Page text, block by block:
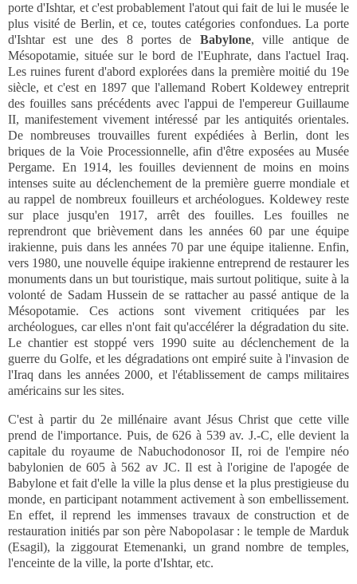
porte d'Ishtar, et c'est probablement l'atout qui fait de lui le musée le
plus visité de Berlin, et ce, toutes catégories confondues. La porte
d'Ishtar est une des 8 portes de Babylone, ville antique de
Mésopotamie, située sur le bord de l'Euphrate, dans l'actuel Iraq.
Les ruines furent d'abord explorées dans la première moitié du 19e
siècle, et c'est en 1897 que l'allemand Robert Koldewey entreprit
des fouilles sans précédents avec l'appui de l'empereur Guillaume
II, manifestement vivement intéressé par les antiquités orientales.
De nombreuses trouvailles furent expédiées à Berlin, dont les
briques de la Voie Processionnelle, afin d'être exposées au Musée
Pergame. En 1914, les fouilles deviennent de moins en moins
intenses suite au déclenchement de la première guerre mondiale et
au rappel de nombreux fouilleurs et archéologues. Koldewey reste
sur place jusqu'en 1917, arrêt des fouilles. Les fouilles ne
reprendront que brièvement dans les années 60 par une équipe
irakienne, puis dans les années 70 par une équipe italienne. Enfin,
vers 1980, une nouvelle équipe irakienne entreprend de restaurer les
monuments dans un but touristique, mais surtout politique, suite à la
volonté de Sadam Hussein de se rattacher au passé antique de la
Mésopotamie. Ces actions sont vivement critiquées par les
archéologues, car elles n'ont fait qu'accélérer la dégradation du site.
Le chantier est stoppé vers 1990 suite au déclenchement de la
guerre du Golfe, et les dégradations ont empiré suite à l'invasion de
l'Iraq dans les années 2000, et l'établissement de camps militaires
américains sur les sites.
C'est à partir du 2e millénaire avant Jésus Christ que cette ville
prend de l'importance. Puis, de 626 à 539 av. J.-C, elle devient la
capitale du royaume de Nabuchodonosor II, roi de l'empire néo
babylonien de 605 à 562 av JC. Il est à l'origine de l'apogée de
Babylone et fait d'elle la ville la plus dense et la plus prestigieuse du
monde, en participant notamment activement à son embellissement.
En effet, il reprend les immenses travaux de construction et de
restauration initiés par son père Nabopolasar : le temple de Marduk
(Esagil), la ziggourat Etemenanki, un grand nombre de temples,
l'enceinte de la ville, la porte d'Ishtar, etc.